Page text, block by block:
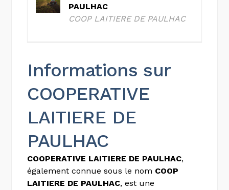
PAULHAC
COOP LAITIERE DE PAULHAC
Informations sur
COOPERATIVE
LAITIERE DE
PAULHAC
COOPERATIVE LAITIERE DE PAULHAC,
également connue sous le nom COOP
LAITIERE DE PAULHAC, est une